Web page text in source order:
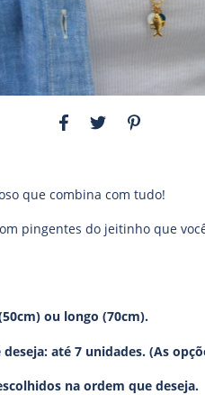
que combina com tudo!
pingentes do jeitinho que
ou longo (70cm).
até 7 unidades. (As
na ordem que deseja.